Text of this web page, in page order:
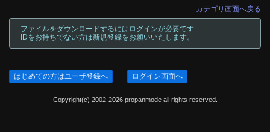
カテゴリ画面へ戻る
ファイルをダウンロードするにはログインが必要です
IDをお持ちでない方は新規登録をお願いいたします。
はじめての方はユーザ登録へ ログイン画面へ
Copyright(c) 2002-2026 propanmode all rights reserved.